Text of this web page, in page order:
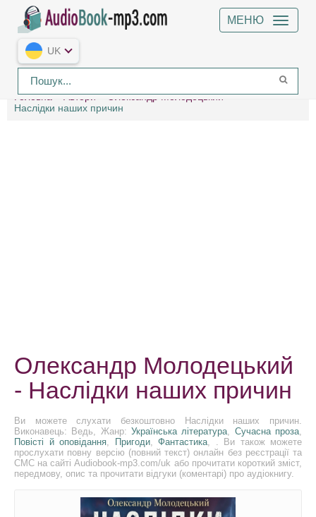
МЕНЮ
UK
Головна Автори
Олександр Молодецький
Наслідки наших причин
Олександр Молодецький
- Наслідки наших причин
Ви можете слухати безкоштовно Наслідки наших причин.
Виконавець: Ведь, Жанр: Українська література, Сучасна проза,
Повісті й оповідання, Пригоди, Фантастика, . Ви також можете
прослухати повну версію (повний текст) онлайн без реєстрації та
СМС на сайті Audiobook-mp3.com/uk або прочитати короткий зміст,
передмову, опис та прочитати відгуки (коментарі) про аудіокнигу.